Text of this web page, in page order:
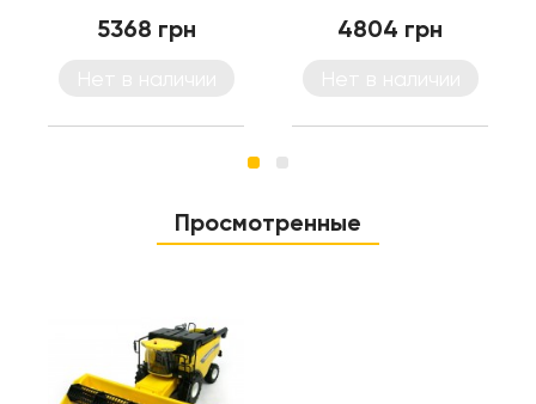
5368 грн 4804 грн
Просмотренные